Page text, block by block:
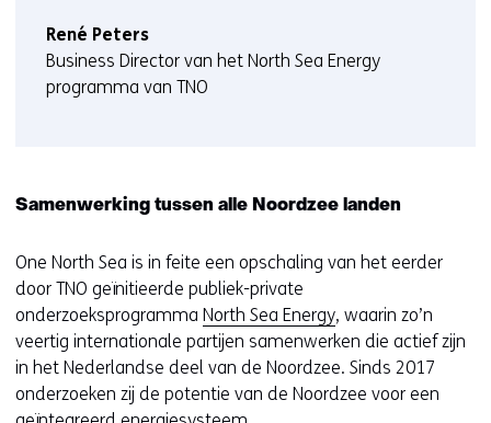
(
v
i
n
a
a
René Peters
Business Director van het North Sea Energy
programma van TNO
Samenwerking tussen alle Noordzee landen
One North Sea is in feite een opschaling van het eerder
door TNO geïnitieerde publiek-private
onderzoeksprogramma North Sea Energy, waarin zo’n
veertig internationale partijen samenwerken die actief zijn
in het Nederlandse deel van de Noordzee. Sinds 2017
onderzoeken zij de potentie van de Noordzee voor een